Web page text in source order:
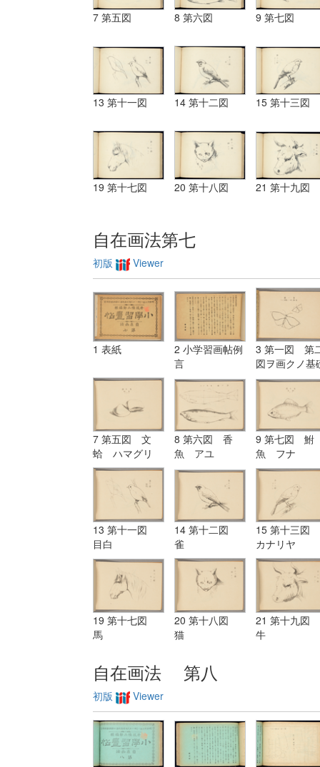
7 第五図 8 第六図 9 第七図
13 第十一図 14 第十二図 15 第十三図
19 第十七図 20 第十八図 21 第十九図
自在画法第七
初版 Viewer
1 表紙
2 小学習画帖例
言
3 第一図 第
図ヲ画クノ基
ヲ示ス
7 第五図 文
蛤 ハマグリ
8 第六図 香
魚 アユ
9 第七図 鮒
魚 フナ
13 第十一図
目白
14 第十二図
雀
15 第十三図
カナリヤ
19 第十七図
馬
20 第十八図
猫
21 第十九図
牛
自在画法 第八
初版 Viewer